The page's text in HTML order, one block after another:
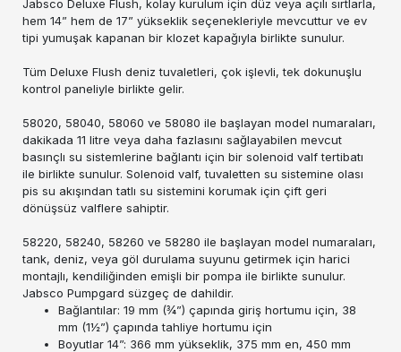
Jabsco Deluxe Flush, kolay kurulum için düz veya açılı sırtlarla,
hem 14” hem de 17” yükseklik seçenekleriyle mevcuttur ve ev
tipi yumuşak kapanan bir klozet kapağıyla birlikte sunulur.
Tüm Deluxe Flush deniz tuvaletleri, çok işlevli, tek dokunuşlu
kontrol paneliyle birlikte gelir.
58020, 58040, 58060 ve 58080 ile başlayan model numaraları,
dakikada 11 litre veya daha fazlasını sağlayabilen mevcut
basınçlı su sistemlerine bağlantı için bir solenoid valf tertibatı
ile birlikte sunulur. Solenoid valf, tuvaletten su sistemine olası
pis su akışından tatlı su sistemini korumak için çift geri
dönüşsüz valflere sahiptir.
58220, 58240, 58260 ve 58280 ile başlayan model numaraları,
tank, deniz, veya göl durulama suyunu getirmek için harici
montajlı, kendiliğinden emişli bir pompa ile birlikte sunulur.
Jabsco Pumpgard süzgeç de dahildir.
Bağlantılar: 19 mm (¾”) çapında giriş hortumu için, 38
mm (1½”) çapında tahliye hortumu için
Boyutlar 14”: 366 mm yükseklik, 375 mm en, 450 mm